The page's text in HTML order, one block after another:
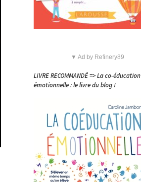
▼ Ad by Refinery89
LIVRE RECOMMANDÉ => La co-éducation
émotionnelle : le livre du blog !